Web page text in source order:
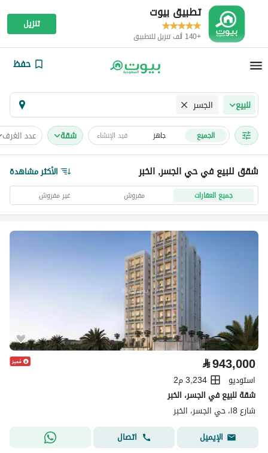
تطبيق بيوت
+140 ألف تنزيل للتطبيق
تنزيل
حفظ
للبيع الجسر
الجميع جاهز قيد الإنشاء شقة عدد الغرف
شقق للبيع في حي الجسر, الخبر الأكثر مشاهدة
جميع العقارات مفروش غير مفروش
⃁943,000
استوديو
3,234 م2
شقة للبيع في الجسر، الخبر
شارع 8ا، حي الجسر، الخبر
الإيميل
اتصال